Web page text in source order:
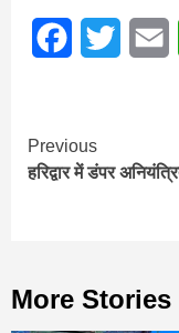
FacebookTwitter
Continue
Reading
Previous
हरिद्वार में डंपर
More Stories